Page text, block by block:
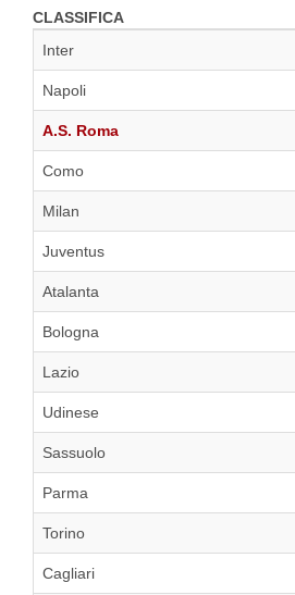
CLASSIFICA
Inter
Napoli
A.S. Roma
Como
Milan
Juventus
Atalanta
Bologna
Lazio
Udinese
Sassuolo
Parma
Torino
Cagliari